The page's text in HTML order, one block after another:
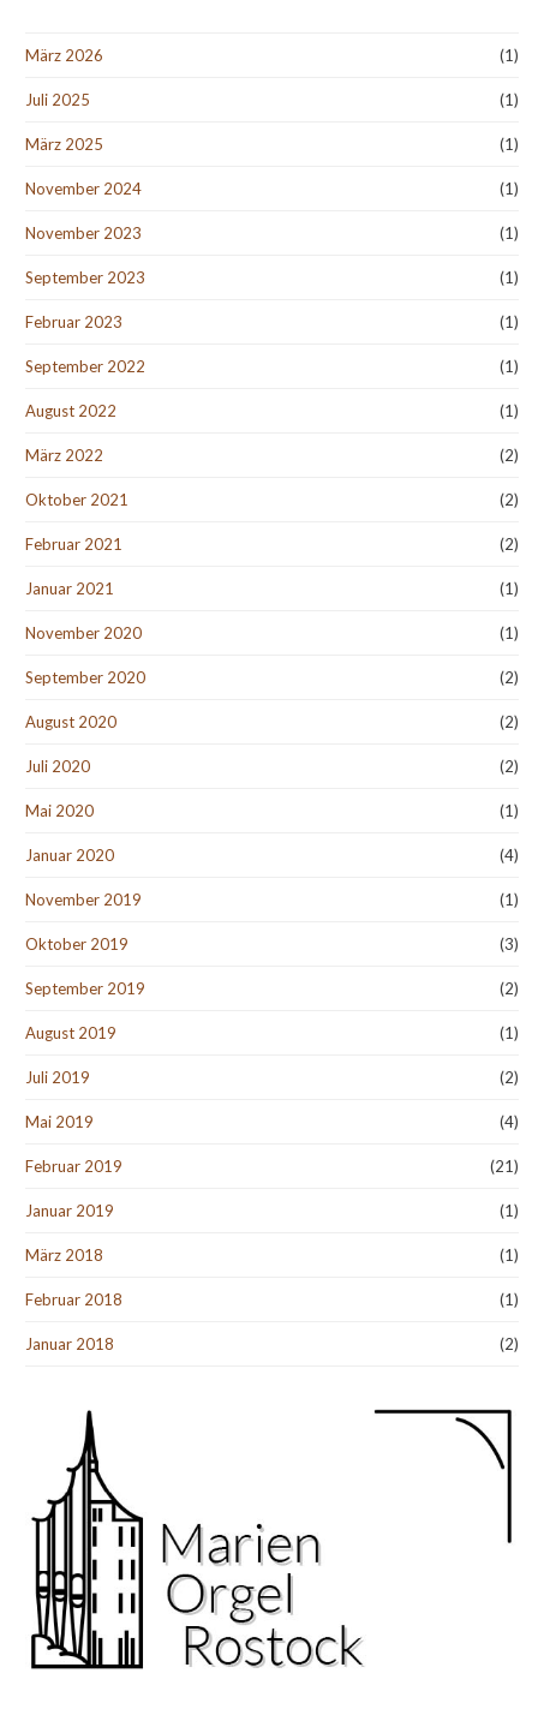
März 2026 (1)
Juli 2025 (1)
März 2025 (1)
November 2024 (1)
November 2023 (1)
September 2023 (1)
Februar 2023 (1)
September 2022 (1)
August 2022 (1)
März 2022 (2)
Oktober 2021 (2)
Februar 2021 (2)
Januar 2021 (1)
November 2020 (1)
September 2020 (2)
August 2020 (2)
Juli 2020 (2)
Mai 2020 (1)
Januar 2020 (4)
November 2019 (1)
Oktober 2019 (3)
September 2019 (2)
August 2019 (1)
Juli 2019 (2)
Mai 2019 (4)
Februar 2019 (21)
Januar 2019 (1)
März 2018 (1)
Februar 2018 (1)
Januar 2018 (2)